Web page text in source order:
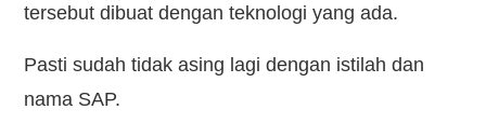
tersebut dibuat dengan teknologi yang ada.
Pasti sudah tidak asing lagi dengan istilah dan
nama SAP.